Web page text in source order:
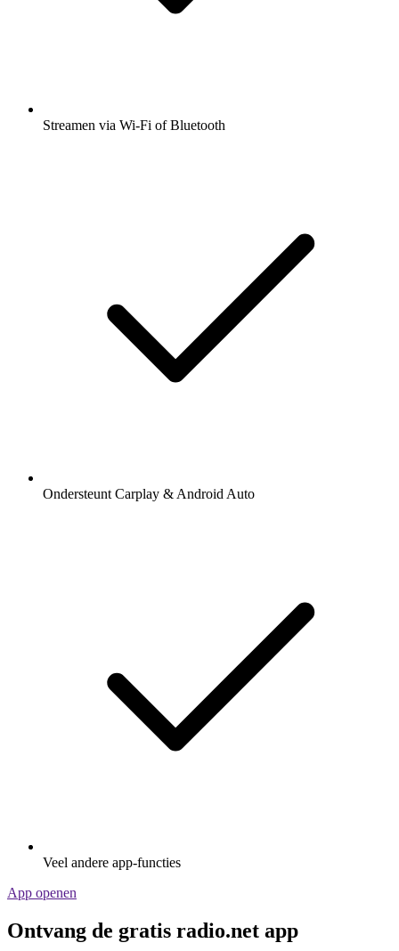
Streamen via Wi-Fi of Bluetooth
Ondersteunt Carplay & Android Auto
Veel andere app-functies
App openen
Ontvang de gratis radio.net app